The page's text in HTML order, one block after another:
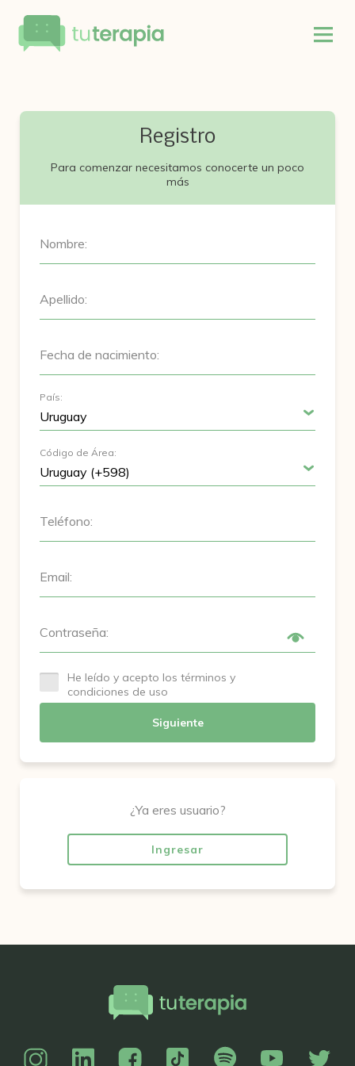
Registro
Para comenzar necesitamos conocerte un poco
más
Nombre:
Apellido:
Fecha de nacimiento:
País:
Código de Área:
Teléfono:
Email:
Contraseña:
He leído y acepto los términos y
condiciones de uso
Siguiente
¿Ya eres usuario?
Ingresar